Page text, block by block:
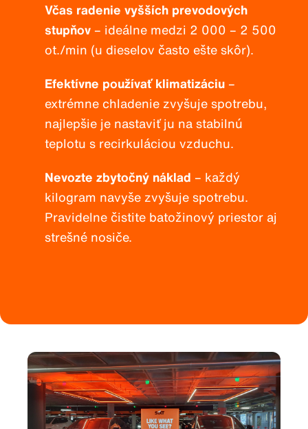
Včas radenie vyšších prevodových
stupňov– ideálne medzi 2 000 – 2 500
ot./min (u dieselov často ešte skôr).
Efektívne používať klimatizáciu–
extrémne chladenie zvyšuje spotrebu,
najlepšie je nastaviť ju na stabilnú
teplotu s recirkuláciou vzduchu.
Nevozte zbytočný náklad – každý
kilogram navyše zvyšuje spotrebu.
Pravidelne čistite batožinový priestor aj
strešné nosiče.